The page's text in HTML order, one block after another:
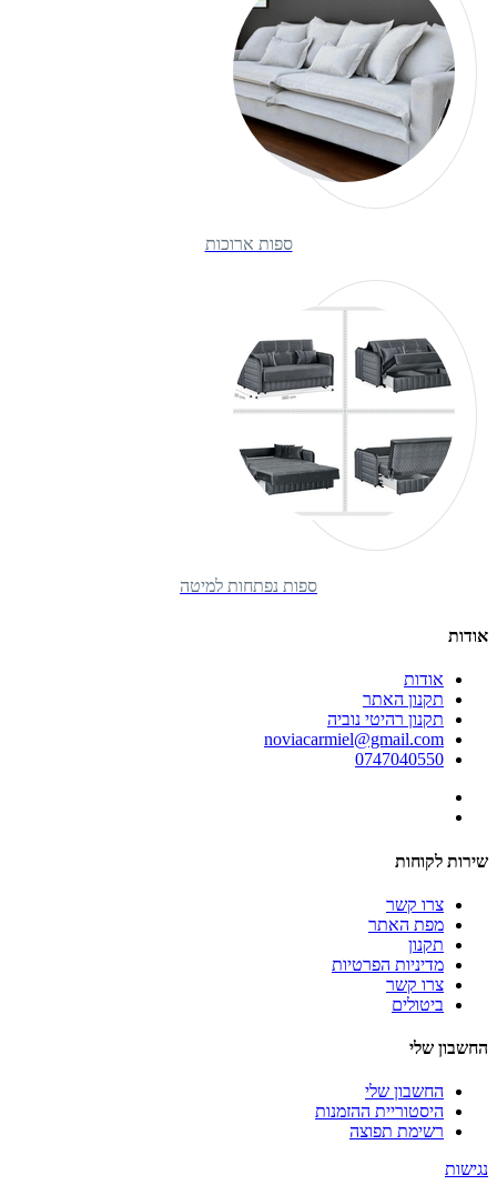
ספות ארוכות
ספות נפתחות למיטה
אודות
אודות
תקנון האתר
תקנון רהיטי נוביה
noviacarmiel@gmail.com
0747040550
שירות לקוחות
צרו קשר
מפת האתר
תקנון
מדיניות הפרטיות
צרו קשר
ביטולים
החשבון שלי
החשבון שלי
היסטוריית ההזמנות
רשימת תפוצה
נגישות